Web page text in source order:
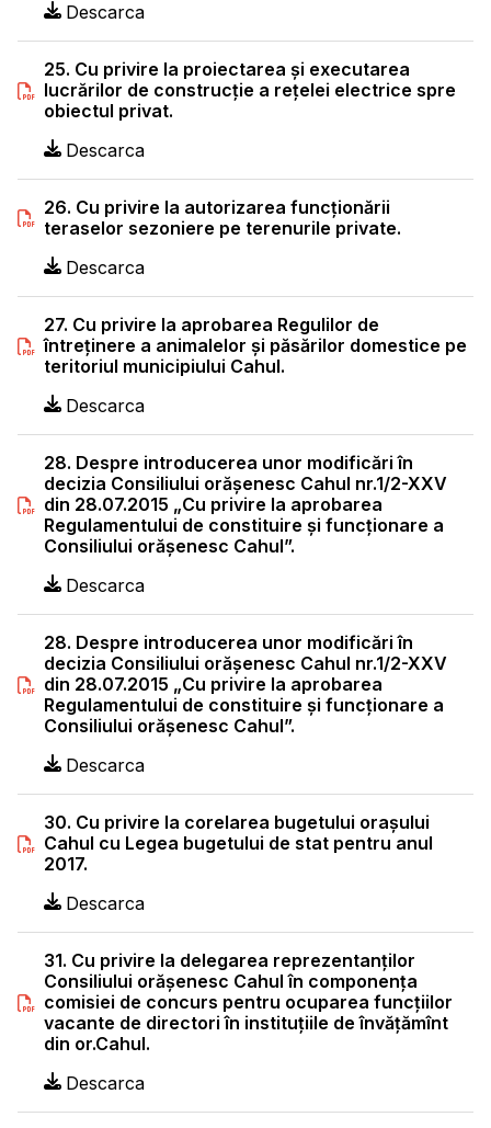
Descarca
25. Cu privire la proiectarea şi executarea
lucrărilor de construcţie a reţelei electrice spre
obiectul privat.
Descarca
26. Cu privire la autorizarea funcţionării
teraselor sezoniere pe terenurile private.
Descarca
27. Cu privire la aprobarea Regulilor de
întreţinere a animalelor şi păsărilor domestice pe
teritoriul municipiului Cahul.
Descarca
28. Despre introducerea unor modificări în
decizia Consiliului orăşenesc Cahul nr.1/2-XXV
din 28.07.2015 „Cu privire la aprobarea
Regulamentului de constituire şi funcţionare a
Consiliului orăşenesc Cahul”.
Descarca
28. Despre introducerea unor modificări în
decizia Consiliului orăşenesc Cahul nr.1/2-XXV
din 28.07.2015 „Cu privire la aprobarea
Regulamentului de constituire şi funcţionare a
Consiliului orăşenesc Cahul”.
Descarca
30. Cu privire la corelarea bugetului oraşului
Cahul cu Legea bugetului de stat pentru anul
2017.
Descarca
31. Cu privire la delegarea reprezentanţilor
Consiliului orăşenesc Cahul în componenţa
comisiei de concurs pentru ocuparea funcţiilor
vacante de directori în instituţiile de învăţămînt
din or.Cahul.
Descarca